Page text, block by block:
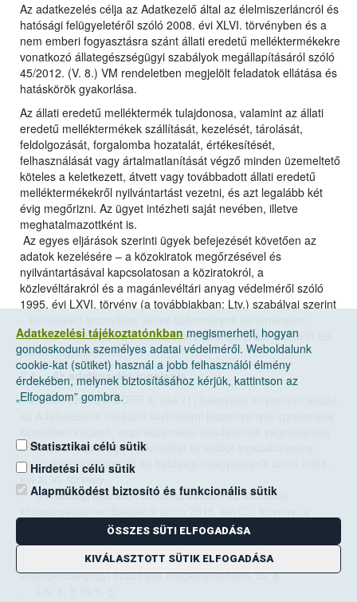
Az adatkezelés célja az Adatkezelő által az élelmiszerláncról és
hatósági felügyeletéről szóló 2008. évi XLVI. törvényben és a
nem emberi fogyasztásra szánt állati eredetű melléktermékekre
vonatkozó állategészségügyi szabályok megállapításáról szóló
45/2012. (V. 8.) VM rendeletben megjelölt feladatok ellátása és
hatáskörök gyakorlása.
Az állati eredetű melléktermék tulajdonosa, valamint az állati
eredetű melléktermékek szállítását, kezelését, tárolását,
feldolgozását, forgalomba hozatalát, értékesítését,
felhasználását vagy ártalmatlanítását végző minden üzemeltető
köteles a keletkezett, átvett vagy továbbadott állati eredetű
melléktermékekről nyilvántartást vezetni, és azt legalább két
évig megőrizni. Az ügyet intézheti saját nevében, illetve
meghatalmazottként is.
Az egyes eljárások szerinti ügyek befejezését követően az
adatok kezelésére – a közokiratok megőrzésével és
nyilvántartásával kapcsolatosan a köziratokról, a
közlevéltárakról és a magánlevéltári anyag védelméről szóló
1995. évi LXVI. törvény (a továbbiakban: Ltv.) szabályai szerint
kutatási céljából, illetve statisztikai célból kerül sor a GDPR 89.
cikkére figyelemmel.
7.4. Az adatkezelés jogalapja
Az adatkezelés a GDPR 6. cikk (1) bekezdés e) pontján alapul,
érdekében szükséges, tekintettel az alábbi jogszabályokra:
- az élelmiszerláncról és hatósági felügyeletéről szóló 2008.
- a hatósági eljárások vonatkozásában az általános
továbbiakban: Ákr.) 27. § (2) bekezdése, valamint a 33–34. §;
- 45/2012. (V. 8.) VM rendelet a nem emberi fogyasztásra
szánt állati eredetű melléktermékekre vonatkozó
állategészségügyi szabályok megállapításáról 15. §
Adatkezelési tájékoztatónkban megismerheti, hogyan
gondoskodunk személyes adatai védelméről. Weboldalunk
cookie-kat (sütiket) használ a jobb felhasználói élmény
érdekében, melynek biztosításához kérjük, kattintson az
„Elfogadom” gombra.
Statisztikai célú sütik
Hirdetési célú sütik
Alapműködést biztosító és funkcionális sütik
ÖSSZES SÜTI ELFOGADÁSA
KIVÁLASZTOTT SÜTIK ELFOGADÁSA